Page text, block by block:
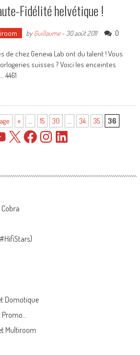
Fidélité helvétique !
byGuillaume- 30 août 2011 0
de chez Geneva Lab ont du talent ! Vous
suisses ? Voici les enceintes
4461
« 15 30 34 35 36
FacebookInstagramLinkedIn
Domotique
Multiroom